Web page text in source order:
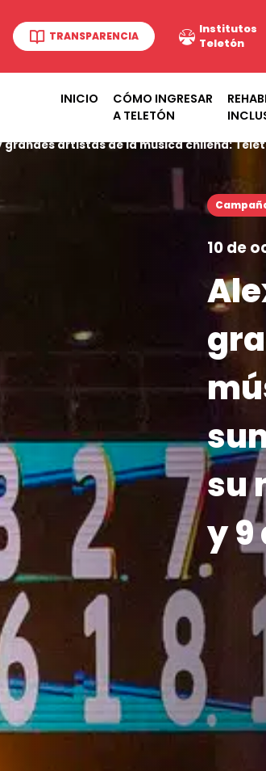
TRANSPARENCIA
Institutos
Teletón
INICIO
CÓMO INGRESAR
A TELETÓN
grandes artistas de la música chilena:
10 de
su
y